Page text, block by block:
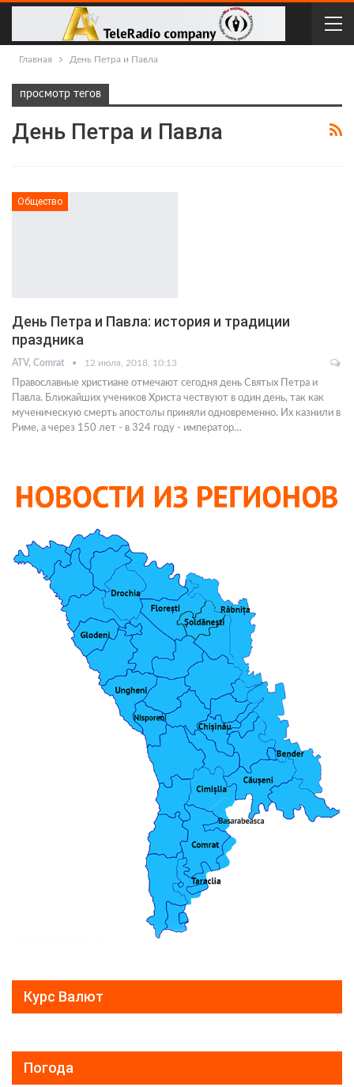
Главная День Петра и Павла
просмотр тегов
День Петра и Павла
Общество
День Петра и Павла: история и традиции
праздника
ATV, Comrat 12 июля, 2018, 10:13
Православные христиане отмечают сегодня день Святых Петра и
Павла. Ближайших учеников Христа чествуют в один день, так как
мученическую смерть апостолы приняли одновременно. Их казнили в
Риме, а через 150 лет - в 324 году - император…
Курс Валют
Погода